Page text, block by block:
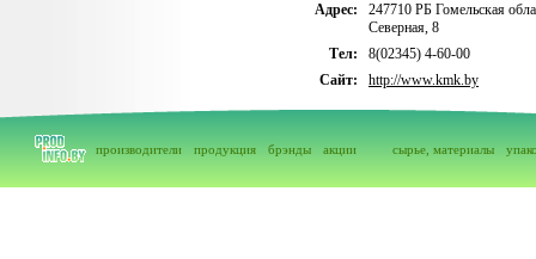
Адрес:
247710 РБ Гомельская
Северная, 8
Тел:
8(02345) 4-60-00
Сайт:
http://www.kmk.by
производители продукция брэнды акции сырье, материалы